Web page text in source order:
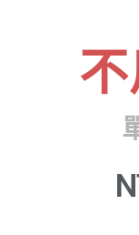
不